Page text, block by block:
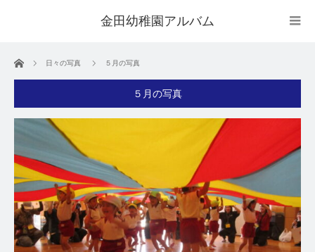
金田幼稚園アルバム
ホーム 日々の写真 ５月の写真
５月の写真